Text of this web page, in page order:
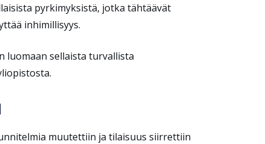
pyrkimyksistä, jotka tähtäävät
inhimillisyys.
luomaan sellaista turvallista
muutettiin ja tilaisuus siirrettiin